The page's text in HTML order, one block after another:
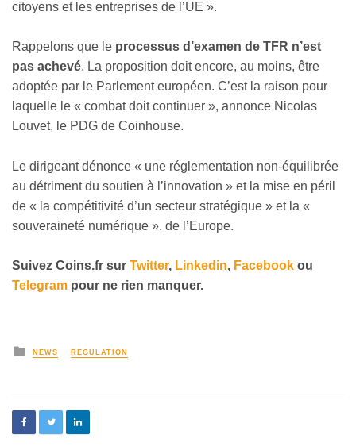
citoyens et les entreprises de l’UE ».
Rappelons que le processus d’examen de TFR n’est
pas achevé. La proposition doit encore, au moins, être
adoptée par le Parlement européen. C’est la raison pour
laquelle le « combat doit continuer », annonce Nicolas
Louvet, le PDG de Coinhouse.
Le dirigeant dénonce « une réglementation non-équilibrée
au détriment du soutien à l’innovation » et la mise en péril
de « la compétitivité d’un secteur stratégique » et la «
souveraineté numérique ». de l’Europe.
Suivez Coins.fr sur Twitter, Linkedin, Facebook ou
Telegram pour ne rien manquer.
NEWS REGULATION